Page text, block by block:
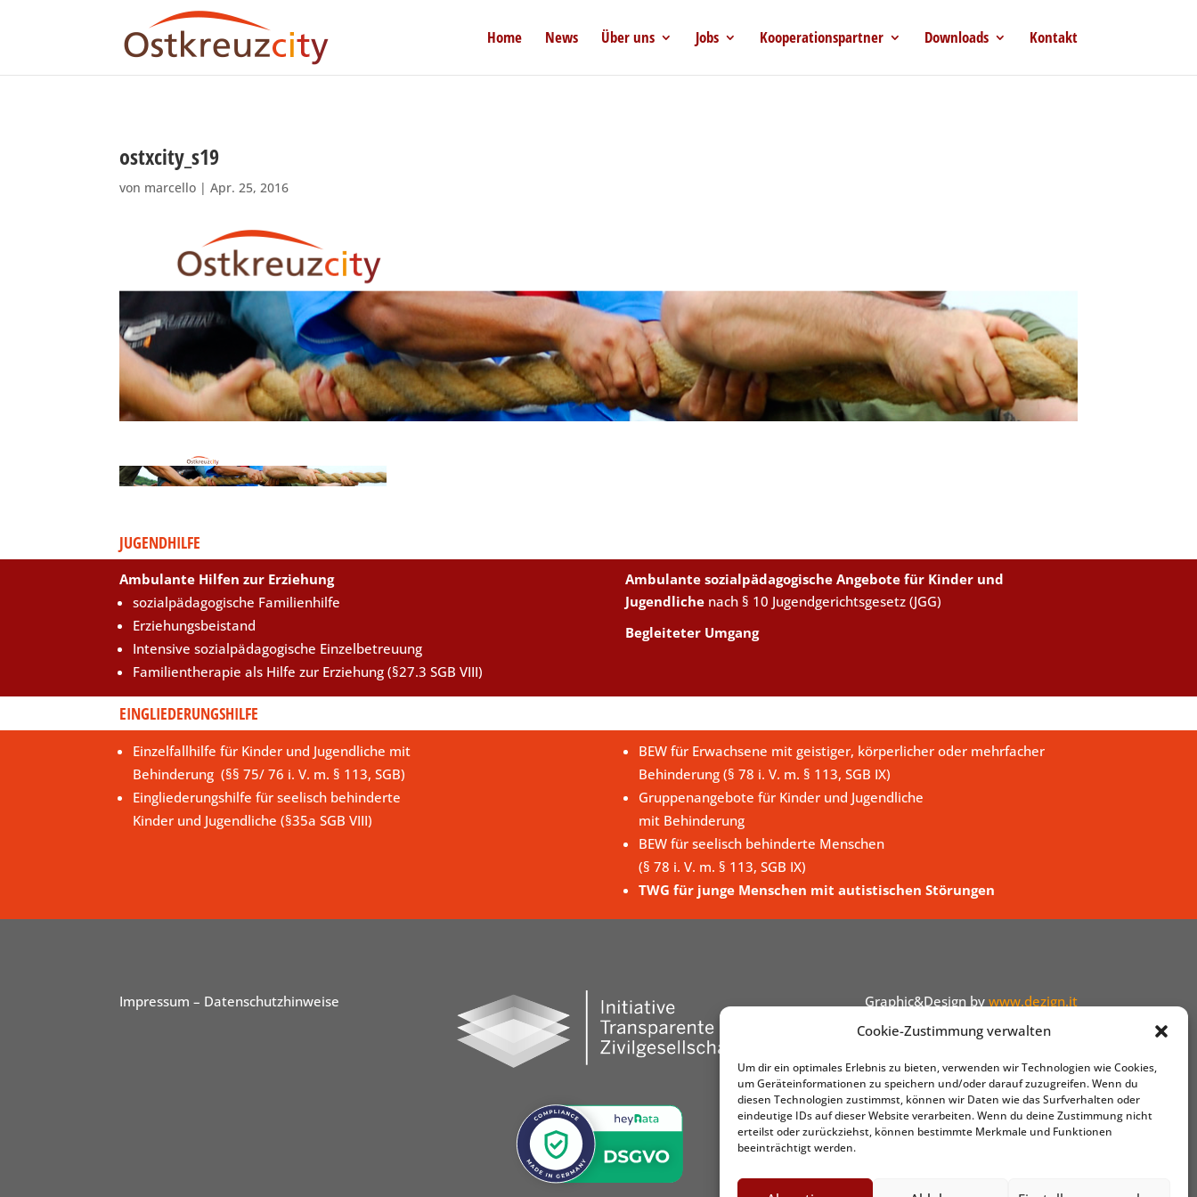
Cookie-Zustimmung verwalten
Um dir ein optimales Erlebnis zu bieten, verwenden wir Technologien wie Cookies,
um Geräteinformationen zu speichern und/oder darauf zuzugreifen. Wenn du
diesen Technologien zustimmst, können wir Daten wie das Surfverhalten oder
eindeutige IDs auf dieser Website verarbeiten. Wenn du deine Zustimmung nicht
erteilst oder zurückziehst, können bestimmte Merkmale und Funktionen
beeinträchtigt werden.
Home News Über uns Jobs Kooperationspartner Downloads Kontakt
ostxcity_s19
von marcello |Apr. 25, 2016
JUGENDHILFE
Ambulante Hilfen zur Erziehung
sozialpädagogische Familienhilfe
Erziehungsbeistand
Intensive sozialpädagogische Einzelbetreuung
Familientherapie als Hilfe zur Erziehung (§27.3 SGB VIII)
Ambulante sozialpädagogische Angebote für Kinder und
Jugendliche nach § 10 Jugendgerichtsgesetz (JGG)
Begleiteter Umgang
EINGLIEDERUNGSHILFE
Einzelfallhilfe für Kinder und Jugendliche mit
Behinderung (§§ 75/ 76 i. V. m. § 113, SGB)
Eingliederungshilfe für seelisch behinderte
Kinder und Jugendliche (§35a SGB VIII)
BEW für Erwachsene mit geistiger, körperlicher oder mehrfacher
Behinderung (§ 78 i. V. m. § 113, SGB IX)
Gruppenangebote für Kinder und Jugendliche
mit Behinderung
BEW für seelisch behinderte Menschen
(§ 78 i. V. m. § 113, SGB IX)
TWG für junge Menschen mit autistischen Störungen
Impressum – Datenschutzhinweise Graphic&Design by www.dezign.it